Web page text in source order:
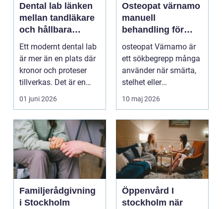
Dental lab länken
mellan tandläkare
och hållbara
leenden
Ett modernt dental lab
är mer än en plats där
kronor och proteser
tillverkas. Det är en
teknisk och ...
01 juni 2026
Osteopat värnamo
manuell
behandling för
minskad smärta
och Ökad rörlighet
osteopat Värnamo är
ett sökbegrepp många
använder när smärta,
stelhet eller
återkommande värk
börjar...
10 maj 2026
Familjerådgivning
i Stockholm
Öppenvård I
stockholm när